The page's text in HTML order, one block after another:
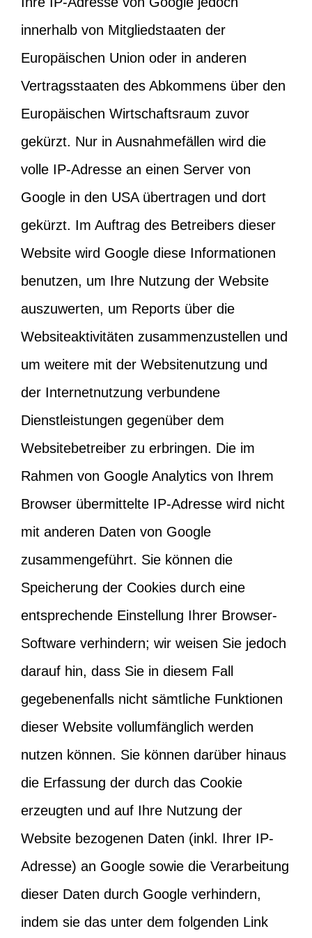
innerhalb von Mitgliedstaaten der
Europäischen Union oder in anderen
Vertragsstaaten des Abkommens über den
Europäischen Wirtschaftsraum zuvor
gekürzt. Nur in Ausnahmefällen wird die
volle IP-Adresse an einen Server von
Google in den USA übertragen und dort
gekürzt. Im Auftrag des Betreibers dieser
Website wird Google diese Informationen
benutzen, um Ihre Nutzung der Website
auszuwerten, um Reports über die
Websiteaktivitäten zusammenzustellen und
um weitere mit der Websitenutzung und
der Internetnutzung verbundene
Dienstleistungen gegenüber dem
Websitebetreiber zu erbringen. Die im
Rahmen von Google Analytics von Ihrem
Browser übermittelte IP-Adresse wird nicht
mit anderen Daten von Google
zusammengeführt. Sie können die
Speicherung der Cookies durch eine
entsprechende Einstellung Ihrer Browser-
Software verhindern; wir weisen Sie jedoch
darauf hin, dass Sie in diesem Fall
gegebenenfalls nicht sämtliche Funktionen
dieser Website vollumfänglich werden
nutzen können. Sie können darüber hinaus
die Erfassung der durch das Cookie
erzeugten und auf Ihre Nutzung der
Website bezogenen Daten (inkl. Ihrer IP-
Adresse) an Google sowie die Verarbeitung
dieser Daten durch Google verhindern,
indem sie das unter dem folgenden Link